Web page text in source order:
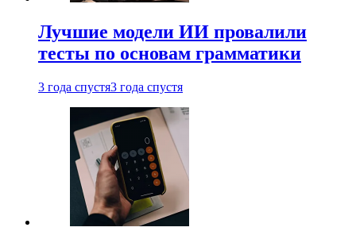
Лучшие модели ИИ провалили
тесты по основам грамматики
3 года спустя3 года спустя